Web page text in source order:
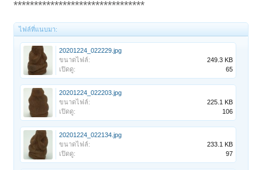
********************************
ไฟล์ที่แนบมา:
20201224_022229.jpg
ขนาดไฟล์:
249.3 KB
เปิดดู:
65
20201224_022203.jpg
ขนาดไฟล์:
225.1 KB
เปิดดู:
106
20201224_022134.jpg
ขนาดไฟล์:
233.1 KB
เปิดดู:
97